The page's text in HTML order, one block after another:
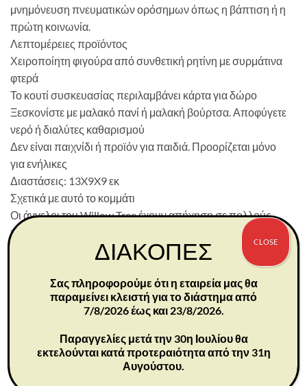
μνημόνευση πνευματικών ορόσημων όπως η βάπτιση ή η
πρώτη κοινωνία.
Λεπτομέρειες προϊόντος
Χειροποίητη φιγούρα από συνθετική ρητίνη με συρμάτινα
φτερά
Το κουτί συσκευασίας περιλαμβάνει κάρτα για δώρο
Ξεσκονίστε με μαλακό πανί ή μαλακή βούρτσα. Αποφύγετε
νερό ή διαλύτες καθαρισμού
Δεν είναι παιχνίδι ή προϊόν για παιδιά. Προορίζεται μόνο
για ενήλικες
Διαστάσεις: 13X9X9 εκ
Σχετικά με αυτό το κομμάτι
Οι άγγελοι του Willow Tree έχουν απήχηση σε πολλούς
πολιτισμούς και ηλικίες ανθρώπων. Για κάποιους
αντιπροσωπεύουν προστασία, για κάποιους είναι μια
εξωτερική υπενθύμιση της εσωτερικής γαλήνης και για
κάποιους αντιπροσωπεύουν έναν τρόπο να θυμούνται
εκείνους που έφυγαν από αυτή τη γη. –Susan Lordi
ΣΧΕΤΙΚΆ ΠΡΟΪΌΝΤΑ
ΔΙΑΚΟΠΕΣ
Σας πληροφορούμε ότι η εταιρεία μας θα
παραμείνει κλειστή για το διάστημα από
7/8/2026 έως και 23/8/2026.
Παραγγελίες μετά την 30η Ιουλίου θα
εκτελούνται κατά προτεραιότητα από την 31η
Αυγούστου.
CLOSE